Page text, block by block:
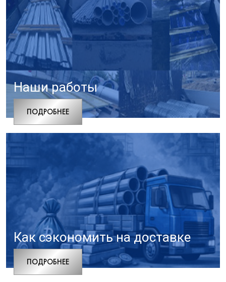
Наши работы
ПОДРОБНЕЕ
Как сэкономить на доставке
ПОДРОБНЕЕ